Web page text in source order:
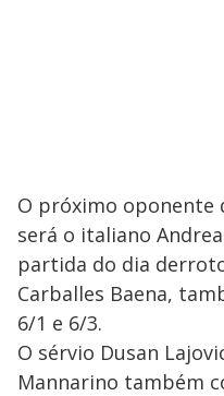
O próximo oponente
será o italiano
partida do dia
Carballes Baena,
6/1 e 6/3.
O sérvio Dusan
Mannarino também